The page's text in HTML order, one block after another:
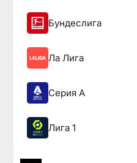
Бундеслига
Ла Лига
Серия А
Лига 1